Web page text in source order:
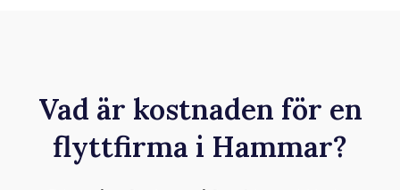
Vad är kostnaden för en
flyttfirma i Hammar?